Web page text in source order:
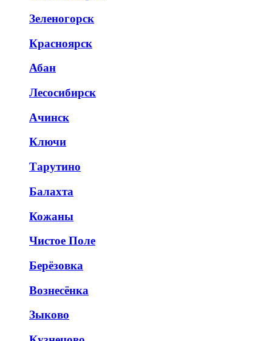
Зеленогорск
Красноярск
Абан
Лесосибирск
Ачинск
Ключи
Тарутино
Балахта
Кожаны
Чистое Поле
Берёзовка
Вознесёнка
Зыково